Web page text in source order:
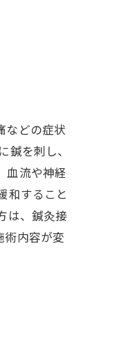
などの症状
を刺し、
血流や神経
和すること
は、鍼灸接
術内容が変